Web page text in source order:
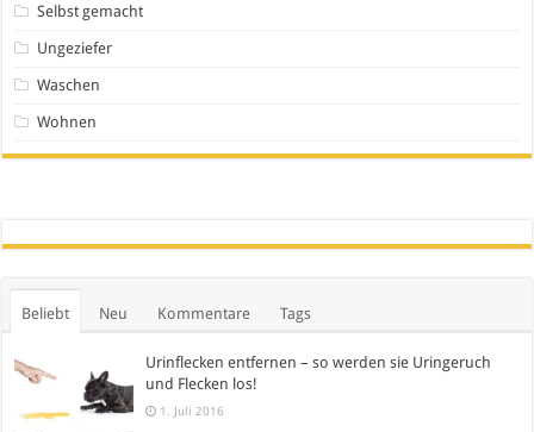
Selbst gemacht
Ungeziefer
Waschen
Wohnen
Beliebt Neu Kommentare Tags
Urinflecken entfernen – so werden sie Uringeruch
und Flecken los!
1. Juli 2016